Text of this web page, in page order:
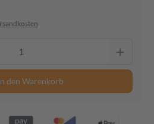
den Warenkorb